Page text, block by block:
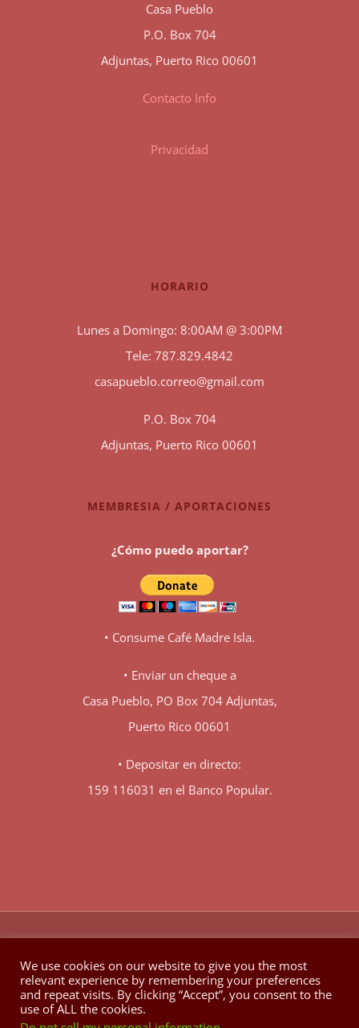
Casa Pueblo
P.O. Box 704
Adjuntas, Puerto Rico 00601
Contacto Info
Privacidad
HORARIO
Lunes a Domingo: 8:00AM @ 3:00PM
Tele: 787.829.4842
casapueblo.correo@gmail.com
P.O. Box 704
Adjuntas, Puerto Rico 00601
MEMBRESIA / APORTACIONES
¿Cómo puedo aportar?
• Consume Café Madre Isla.
• Enviar un cheque a
Casa Pueblo, PO Box 704 Adjuntas,
Puerto Rico 00601
• Depositar en directo:
159 116031 en el Banco Popular.
Facebook
X YouTubeInstagram
We use cookies on our website to give you the most
relevant experience by remembering your preferences
and repeat visits. By clicking “Accept”, you consent to the
use of ALL the cookies.